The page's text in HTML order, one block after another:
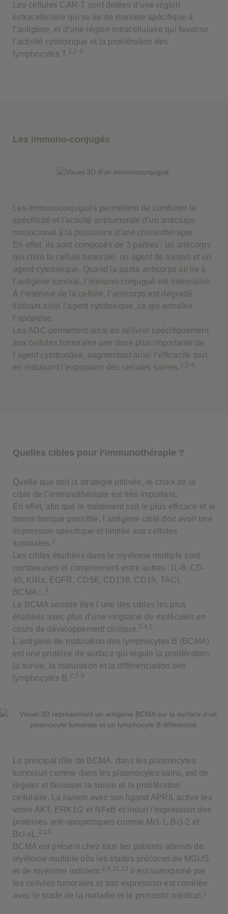
Les cellules CAR-T sont dotées d’une région
extracellulaire qui se lie de manière spécifique à
l’antigène, et d’une région intracellulaire qui favorise
l'activité cytotoxique et la prolifération des
lymphocytes T. 1,2-5
Les immuno-conjugés
Les immunoconjugués permettent de combiner la
spécificité et l'activité antitumorale d’un anticorps
monoclonal à la puissance d'une chimiothérapie.
En effet, ils sont composés de 3 parties : un anticorps
qui cible la cellule tumorale, un agent de liaison et un
agent cytotoxique. Quand la partie anticorps se lie à
l’antigène tumoral, l’immuno-conjugué est internalisé.
À l’intérieur de la cellule, l’anticorps est dégradé,
libérant ainsi l’agent cytotoxique, ce qui entraîne
l’apoptose.
Les ADC permettent ainsi de délivrer spécifiquement
aux cellules tumorales une dose plus importante de
l’agent cytotoxique, augmentant ainsi l’efficacité tout
en réduisant l’exposition des cellules saines. 1,2-6
Quelles cibles pour l’immunothérapie ?
Quelle que soit la stratégie utilisée, le choix de la
cible de l’immunothérapie est très important.
En effet, afin que le traitement soit le plus efficace et le
moins toxique possible, l’antigène ciblé doit avoir une
expression spécifique et limitée aux cellules
tumorales. 1
Les cibles étudiées dans le myélome multiple sont
nombreuses et comprennent entre autres : IL-6, CD-
40, KIRs, EGFR, CD56, CD138, CD19, TACI,
BCMA… 1
Le BCMA semble être l’une des cibles les plus
étudiées avec plus d’une vingtaine de molécules en
cours de développement clinique.2,4,5
L'antigène de maturation des lymphocytes B (BCMA)
est une protéine de surface qui régule la prolifération,
la survie, la maturation et la différenciation des
lymphocytes B. 2,7-9
Le principal rôle de BCMA, dans les plasmocytes
tumoraux comme dans les plasmocytes sains, est de
réguler et favoriser la survie et la prolifération
cellulaire. La liaison avec son ligand APRIL active les
voies AKT, ERK1/2 et NFκB et induit l’expression des
protéines anti-apoptotiques comme Mcl-1, Bcl-2 et
Bcl-xL.2,10
BCMA est présent chez tous les patients atteints de
myélome multiple dès les stades précoces de MGUS
et de myélome indolent.2,9,11,12
Il est surexprimé par
les cellules tumorales et son expression est corrélée
avec le stade de la maladie et le pronostic médical.2